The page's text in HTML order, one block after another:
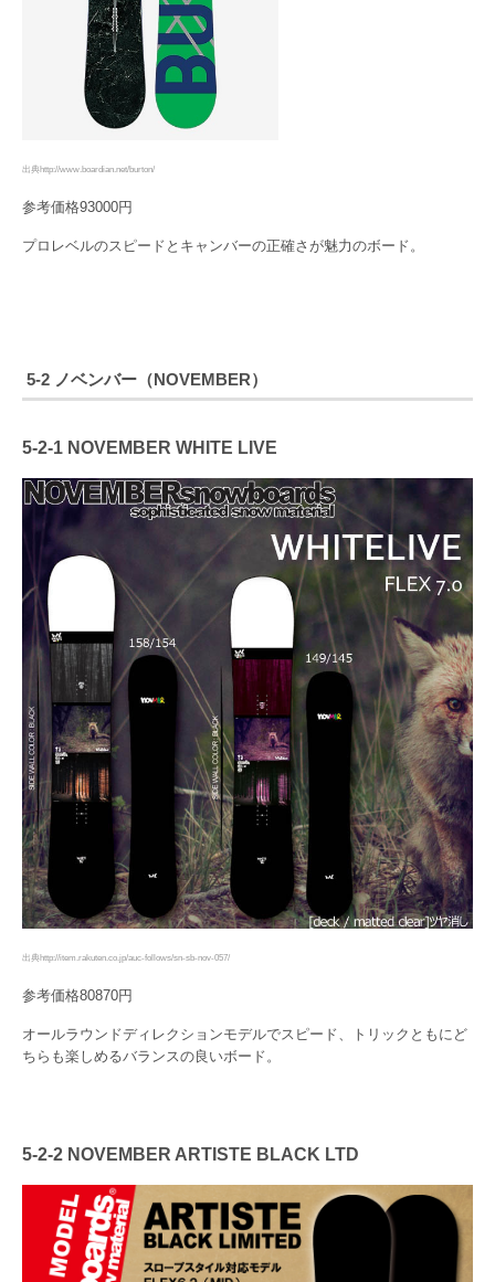
出典http://www.boardian.net/burton/
参考価格93000円
プロレベルのスピードとキャンバーの正確さが魅力のボード。
5-2 ノベンバー（NOVEMBER）
5-2-1 NOVEMBER WHITE LIVE
出典http://item.rakuten.co.jp/auc-follows/sn-sb-nov-057/
参考価格80870円
オールラウンドディレクションモデルでスピード、トリックともにど
ちらも楽しめるバランスの良いボード。
5-2-2 NOVEMBER ARTISTE BLACK LTD